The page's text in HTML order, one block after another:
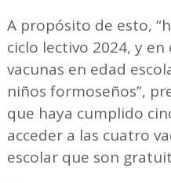
A propósito de esto,
ciclo lectivo 2024, y
vacunas en edad
niños formoseños”,
que haya cumplido
acceder a las cuatro
escolar que son